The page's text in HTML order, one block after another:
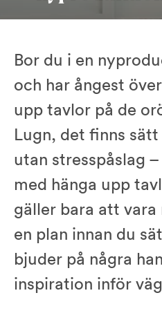
Bor du i en
och har ångest
upp tavlor på de
Lugn, det finns
utan stresspåslag
med hänga upp
gäller bara att vara
en plan innan du
bjuder på några
inspiration inför